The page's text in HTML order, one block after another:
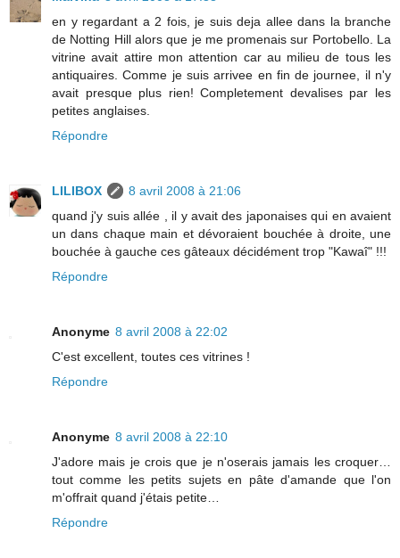
en y regardant a 2 fois, je suis deja allee dans la branche
de Notting Hill alors que je me promenais sur Portobello. La
vitrine avait attire mon attention car au milieu de tous les
antiquaires. Comme je suis arrivee en fin de journee, il n'y
avait presque plus rien! Completement devalises par les
petites anglaises.
Répondre
LILIBOX
8 avril 2008 à 21:06
quand j'y suis allée , il y avait des japonaises qui en avaient
un dans chaque main et dévoraient bouchée à droite, une
bouchée à gauche ces gâteaux décidément trop "Kawaî" !!!
Répondre
Anonyme 8 avril 2008 à 22:02
C'est excellent, toutes ces vitrines !
Répondre
Anonyme 8 avril 2008 à 22:10
J'adore mais je crois que je n'oserais jamais les croquer…
tout comme les petits sujets en pâte d'amande que l'on
m'offrait quand j'étais petite…
Répondre